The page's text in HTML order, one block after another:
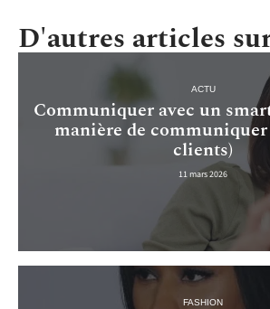
D'autres articles
ACTU
Communiquer avec un
manière de communiquer
clients)
11 mars 2026
FASHION